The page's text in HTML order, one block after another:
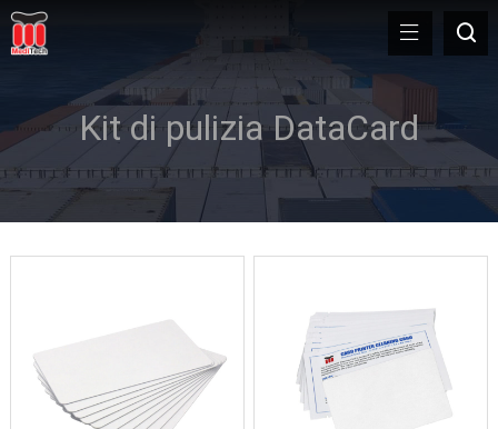
Kit di pulizia DataCard